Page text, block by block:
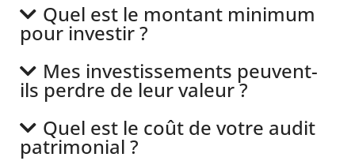
Quel est le montant minimum
pour investir ?
Mes investissements peuvent-
ils perdre de leur valeur ?
Quel est le coût de votre audit
patrimonial ?